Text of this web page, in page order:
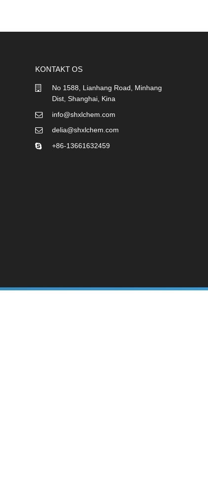
KONTAKT OS
No 1588, Lianhang Road, Minhang
Dist, Shanghai, Kina
info@shxlchem.com
delia@shxlchem.com
+86-13661632459